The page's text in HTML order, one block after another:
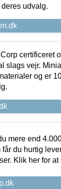
udvalg.
certificeret
slags vejr.
og er
mere end
du hurtig
Klik her for